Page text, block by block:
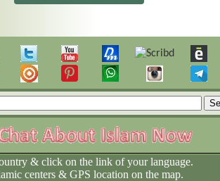
& click on the link of your language.
centers & GPS location on the map.